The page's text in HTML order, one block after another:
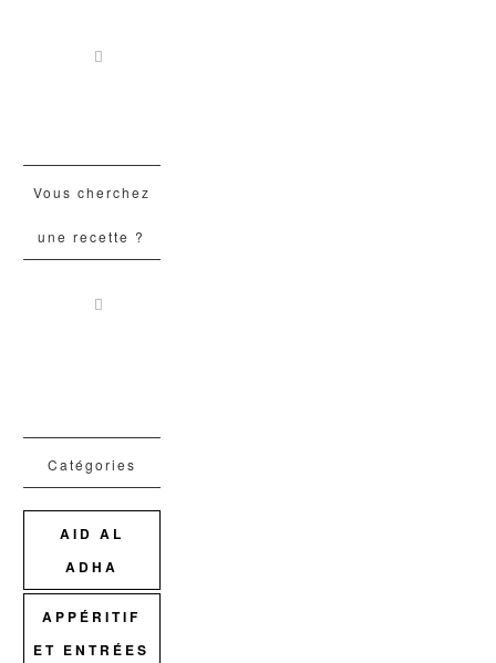
Vous cherchez
une recette ?
Catégories
AID AL
ADHA
APPÉRITIF
ET ENTRÉES